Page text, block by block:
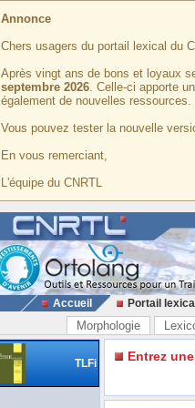
Annonce
Chers usagers du portail lexical du
Après vingt ans de bons et loyaux
septembre 2026. Celle-ci apporte
également de nouvelles ressources.
Vous pouvez tester la nouvelle
En vous remerciant,
L'équipe du CNRTL
Accueil Portail lexical
Morphologie
TLFi Entrez